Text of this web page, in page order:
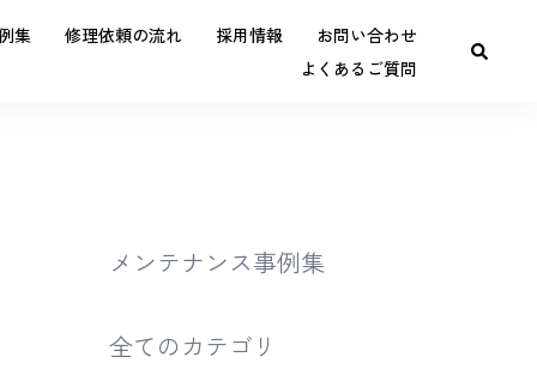
集 修理依頼の流れ 採用情報
お問い合わせ
よくあるご質問
メンテナンス事例集
全てのカテゴリ